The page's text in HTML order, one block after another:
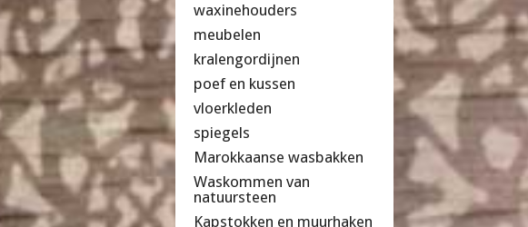
waxinehouders
meubelen
kralengordijnen
poef en kussen
vloerkleden
spiegels
Marokkaanse wasbakken
Waskommen van
natuursteen
Kapstokken en muurhaken